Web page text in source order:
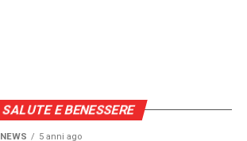
SALUTE E BENESSERE
NEWS 5 anni ago